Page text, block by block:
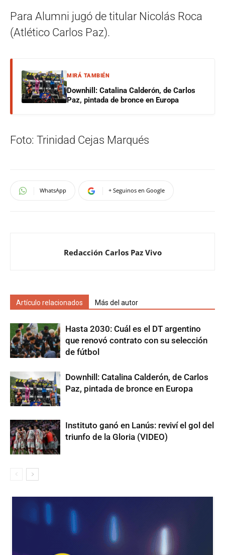
Para Alumni jugó de titular Nicolás Roca
(Atlético Carlos Paz).
MIRÁ TAMBIÉN
Downhill: Catalina Calderón, de Carlos
Paz, pintada de bronce en Europa
Foto: Trinidad Cejas Marqués
WhatsApp + Seguinos en Google
Redacción Carlos Paz Vivo
Artículo relacionados Más del autor
Hasta 2030: Cuál es el DT argentino
que renovó contrato con su selección
de fútbol
Downhill: Catalina Calderón, de Carlos
Paz, pintada de bronce en Europa
Instituto ganó en Lanús: reviví el gol del
triunfo de la Gloria (VIDEO)